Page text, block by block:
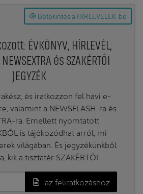
Betekintés a HÍRLEVELEK-be
ÉVKÖNYV, HÍRLEVÉL,
és SZAKÉRTŐI
JEGYZÉK
és iratkozzon fel havi e-
valamint a NEWSFLASH-ra és
ra. Emellett nyomtatott
is tájékozódhat arról, mi
világában. És jegyzékünkből
kik a tisztatér SZAKÉRTŐI.
az feliratkozáshoz